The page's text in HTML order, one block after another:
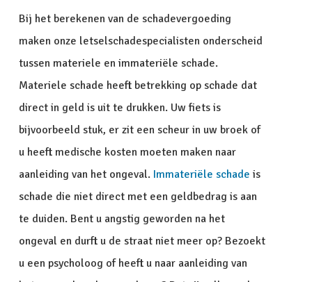
Bij het berekenen van de schadevergoeding
maken onze letselschadespecialisten onderscheid
tussen materiele en immateriële schade.
Materiele schade heeft betrekking op schade dat
direct in geld is uit te drukken. Uw fiets is
bijvoorbeeld stuk, er zit een scheur in uw broek of
u heeft medische kosten moeten maken naar
aanleiding van het ongeval. Immateriële schade is
schade die niet direct met een geldbedrag is aan
te duiden. Bent u angstig geworden na het
ongeval en durft u de straat niet meer op? Bezoekt
u een psycholoog of heeft u naar aanleiding van